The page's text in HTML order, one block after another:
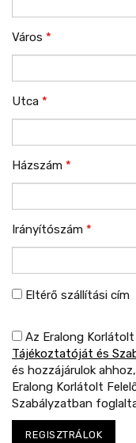
Város *
Utca *
Házszám *
Irányítószám *
Eltérő szállítási cím
Az Eralong
Tájékoztatóját és
és hozzájárulok
Eralong Korlátolt
Szabályzatban
REGISZTRÁLOK